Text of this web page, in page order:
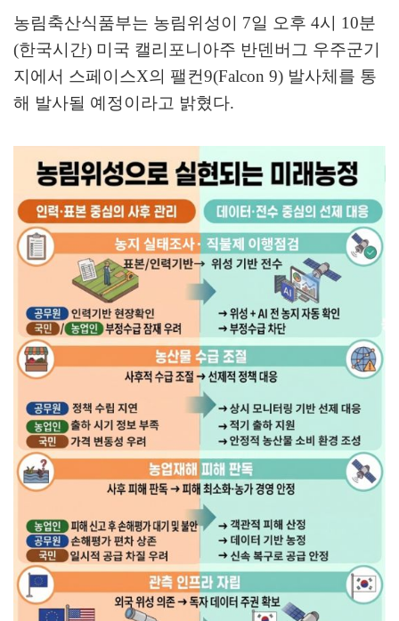
농림축산식품부는 농림위성이 7일 오후 4시 10분
(한국시간) 미국 캘리포니아주 반덴버그 우주군기
지에서 스페이스X의 팰컨9(Falcon 9) 발사체를 통
해 발사될 예정이라고 밝혔다.